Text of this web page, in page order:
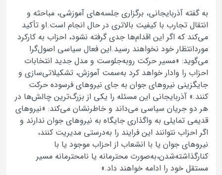
به گفته آذربایجانی، برگزاری جلسه‌های آموزشی، مباحثه و
انتقال تجارب با کیفیت بالاتری در حال انجام است.او تأکید
می‌کند که اگر این اقدام‌ها جدی گرفته نشود، احزاب به کارکرد
موردانتظار خود نخواهند رسید.این فعال سیاسی اصول‌گرا
می‌گوید: «مسیر حرکت روبه‌جلوست و مدل جدید انتخابات
احزاب را وادار خواهد کرد به‌سمت آموزش، تشکیلاتی‌سازی و
جایگزینی نیروهای جوان به جای نیروهای فرسوده حرکت
کنند.» آذربایجانی این مسئله را یکی از بزرگ‌ترین چالش‌ها در
هر دو جریان سیاسی می‌داند و خاطرنشان می‌کند: «نیروهای
قدیمی تمایلی به واگذاری جایگاه به نیروهای جوان ندارند و
اگر احزاب نتوانند این فرایند را به‌درستی مدیریت کنند،
نیروهای جوان یا با انشعاب از احزاب موجود یا با
کنارگذاشته‌شدن،به‌صورت محترمانه یا نامحترمانه مسیر
مستقل خود را ادامه خواهند داد.»